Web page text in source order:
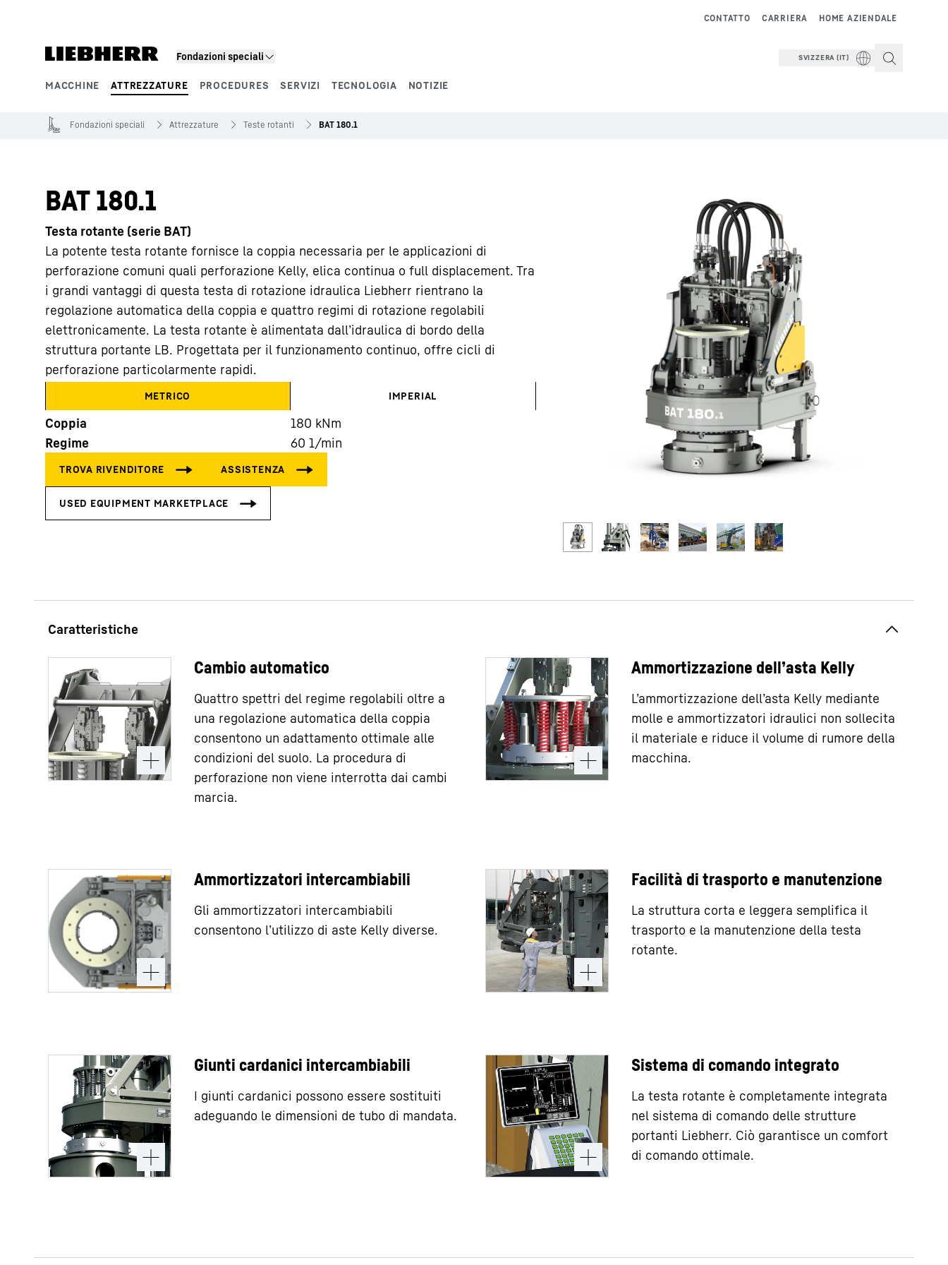
Fondazioni speciali
MACCHINE ATTREZZATURE PROCEDURES SERVIZI TECNOLOGIA NOTIZIE
HOME AZIENDALE
CARRIERA
CONTATTO
SVIZZERA (IT)
Segmenti di prodotto
Maggiori informazioni sulla società
Fondazioni speciali Attrezzature Teste rotanti BAT 180.1
BAT 180.1
Testa rotante (serie BAT)
La potente testa rotante fornisce la coppia necessaria per le applicazioni di
perforazione comuni quali perforazione Kelly, elica continua o full displacement. Tra
i grandi vantaggi di questa testa di rotazione idraulica Liebherr rientrano la
regolazione automatica della coppia e quattro regimi di rotazione regolabili
elettronicamente. La testa rotante è alimentata dall’idraulica di bordo della
struttura portante LB. Progettata per il funzionamento continuo, offre cicli di
perforazione particolarmente rapidi.
METRICO IMPERIAL
Coppia 180 kNm
Regime
60 1/min
Cambio automatico
Quattro spettri del regime regolabili oltre a
una regolazione automatica della coppia
consentono un adattamento ottimale alle
condizioni del suolo. La procedura di
perforazione non viene interrotta dai cambi
marcia.
Ammortizzazione dell’asta Kelly
L’ammortizzazione dell’asta Kelly mediante
molle e ammortizzatori idraulici non sollecita
il materiale e riduce il volume di rumore della
macchina.
Ammortizzatori intercambiabili
Gli ammortizzatori intercambiabili
consentono l’utilizzo di aste Kelly diverse.
Facilità di trasporto e manutenzione
La struttura corta e leggera semplifica il
trasporto e la manutenzione della testa
rotante.
Giunti cardanici intercambiabili
I giunti cardanici possono essere sostituiti
adeguando le dimensioni de tubo di mandata.
Sistema di comando integrato
La testa rotante è completamente integrata
nel sistema di comando delle strutture
portanti Liebherr. Ciò garantisce un comfort
di comando ottimale.